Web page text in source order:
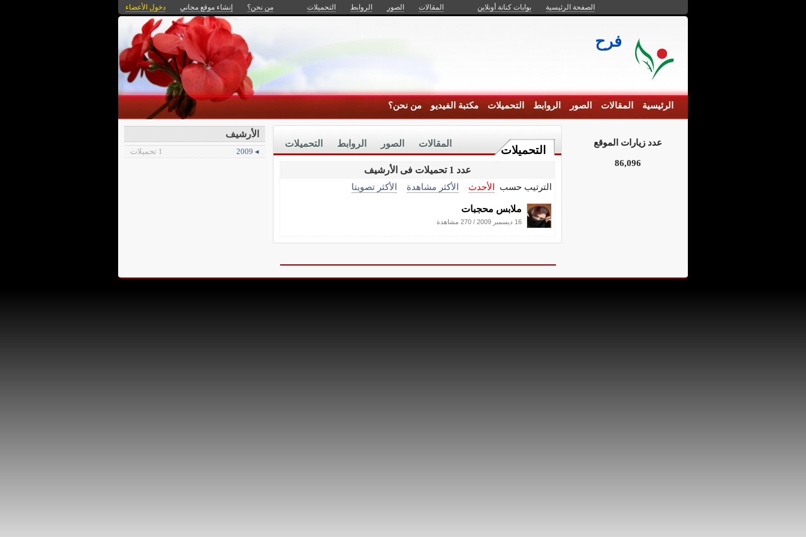
الصفحة الرئيسية بوابات كنانة أونلاين المقالات الصور الروابط التحميلات من نحن؟ إنشاء موقع مجاني دخول الأعضاء
فرح
الرئيسية المقالات الصور الروابط التحميلات مكتبة الفيديو من نحن؟
التحميلات
التحميلات الروابط الصور المقالات
عدد 1 تحميلات فى الأرشيف
الترتيب حسب الأحدث الأكثر مشاهدة الأكثر تصويتا
ملابس محجبات
16 ديسمبر 2009 / 270 مشاهدة
عدد زيارات الموقع
86,096
الأرشيف
◂ 2009 1 تحميلات